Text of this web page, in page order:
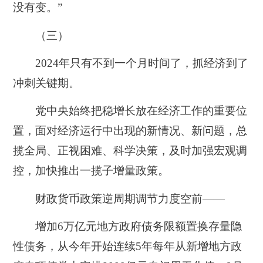
没有变。”
（三）
2024年只有不到一个月时间了，抓经济到了
冲刺关键期。
党中央始终把稳增长放在经济工作的重要位
置，面对经济运行中出现的新情况、新问题，总
揽全局、正视困难、科学决策，及时加强宏观调
控，加快推出一揽子增量政策。
财政货币政策逆周期调节力度空前——
增加6万亿元地方政府债务限额置换存量隐
性债务，从今年开始连续5年每年从新增地方政